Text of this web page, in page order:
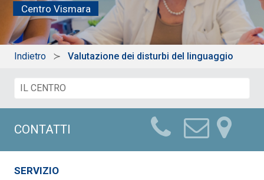
Centro Vismara
Indietro Valutazione dei disturbi del linguaggio
CONTATTI
SERVIZIO